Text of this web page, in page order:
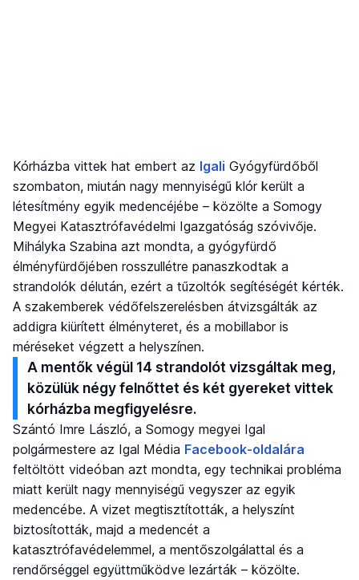
Kórházba vittek hat embert az Igali Gyógyfürdőből
szombaton, miután nagy mennyiségű klór került a
létesítmény egyik medencéjébe – közölte a Somogy
Megyei Katasztrófavédelmi Igazgatóság szóvivője.
Mihályka Szabina azt mondta, a gyógyfürdő
élményfürdőjében rosszullétre panaszkodtak a
strandolók délután, ezért a tűzoltók segítéségét kérték.
A szakemberek védőfelszerelésben átvizsgálták az
addigra kiürített élményteret, és a mobillabor is
méréseket végzett a helyszínen.
A mentők végül 14 strandolót vizsgáltak meg,
közülük négy felnőttet és két gyereket vittek
kórházba megfigyelésre.
Szántó Imre László, a Somogy megyei Igal
polgármestere az Igal Média Facebook-oldalára
feltöltött videóban azt mondta, egy technikai probléma
miatt került nagy mennyiségű vegyszer az egyik
medencébe. A vizet megtisztították, a helyszínt
biztosították, majd a medencét a
katasztrófavédelemmel, a mentőszolgálattal és a
rendőrséggel együttműködve lezárták – közölte.